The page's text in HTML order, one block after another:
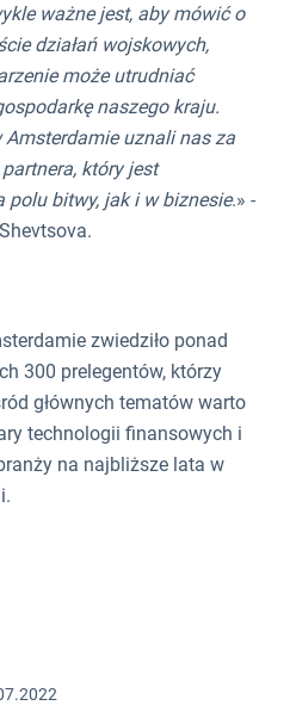
ważne jest, aby mówić o
działań wojskowych,
może utrudniać
naszego kraju.
uznali nas za
który jest
bitwy, jak i w biznesie.» -
zwiedziło ponad
300 prelegentów, którzy
głównych tematów warto
technologii finansowych i
na najbliższe lata w